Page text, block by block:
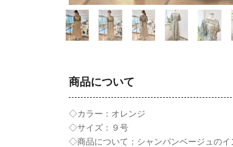
商品について
◇カラー：オレンジ
◇サイズ：９号
◇商品について：シャンパンベージュの